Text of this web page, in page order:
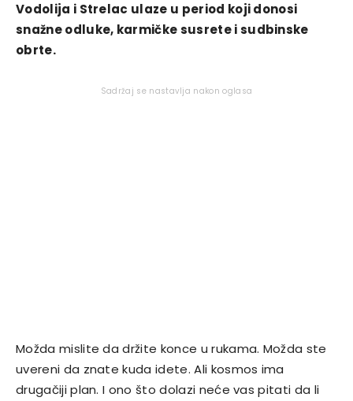
Vodolija i Strelac ulaze u period koji donosi
snažne odluke, karmičke susrete i sudbinske
obrte.
Sadržaj se nastavlja nakon oglasa
Možda mislite da držite konce u rukama. Možda ste
uvereni da znate kuda idete. Ali kosmos ima
drugačiji plan. I ono što dolazi neće vas pitati da li